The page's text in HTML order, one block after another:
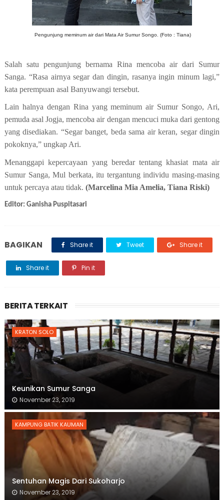
Pengunjung meminum air dari Mata Air Sumur Songo. (Foto : Tiana)
Salah satu pengunjung bernama Rina mencoba air dari Sumur
Sanga. “Rasa airnya segar dan dingin, rasanya ingin minum lagi,”
kata perempuan asal Banyuwangi tersebut.
Lain halnya dengan Rina yang meminum air Sumur Songo, Ari,
pemuda asal Jogja, mencoba air dengan mencuci muka dari gentong
yang disediakan. “Segarbanget, beda sama air keran, segar dingin
pokoknya,”ungkap Ari.
Menanggapi kepercayaan yang beredar tentang khasiat mata air
Sumur Sanga, Mul berkata, itu tergantung individu masing-masing
untuk percaya atau tidak. (Marcelina Mia Amelia, Tiana Riski)
Editor: Ganisha Puspitasari
BAGIKAN Share it Tweet Share it
Share it Pin it
BERITA TERKAIT
KRATON SOLO
Keunikan Sumur Sanga
November 23, 2019
KAMPUNG BATIK KAUMAN
Sentuhan Magis Dari Sukoharjo
November 23, 2019